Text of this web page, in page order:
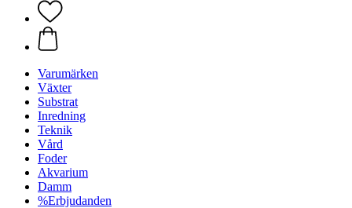
Varumärken
Växter
Substrat
Inredning
Teknik
Vård
Foder
Akvarium
Damm
%Erbjudanden